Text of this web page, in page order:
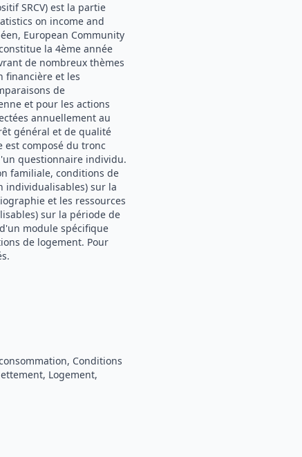
SRCV) est la partie
on income and
European Community
la 4ème année
de nombreux thèmes
financière et les
de
et pour les actions
annuellement au
général et de qualité
composé du tronc
questionnaire individu.
familiale, conditions de
individualisables) sur la
et les ressources
sur la période de
module spécifique
de logement. Pour
Conditions
Logement,